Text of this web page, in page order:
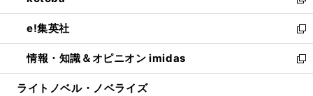
開
く
ウ
で
開
く
ン
ド
ウ
で
開
ウ
ィ
ン
ド
ウ
し
い
ウ
ィ
ン
e!集英社
新
し
い
ウ
情報・知識＆オピニオン imidas
新
し
ライトノベル・ノベライズ